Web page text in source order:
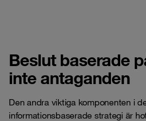
Beslut baserade
inte antaganden
Den andra viktiga komponenten i
informationsbaserade strategi är